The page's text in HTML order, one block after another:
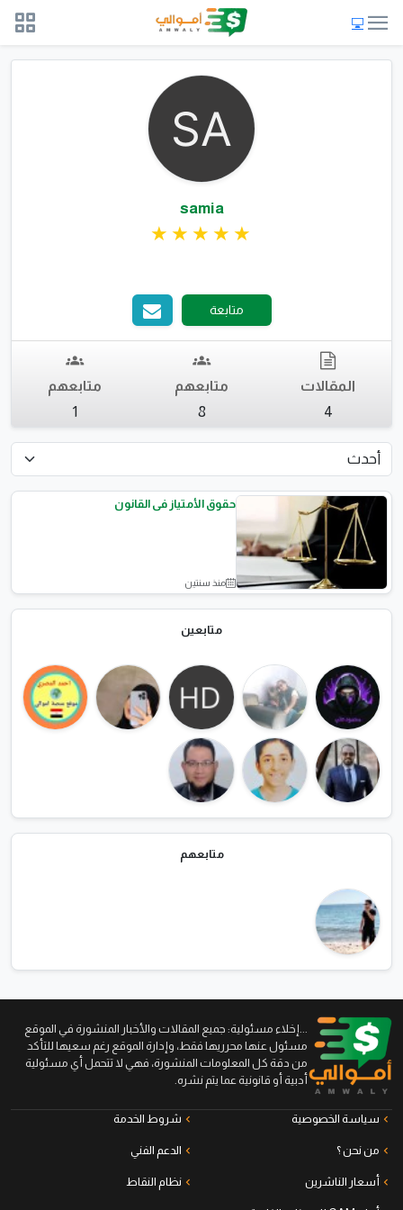
samia
متابعة
المقالات
4
متابعهم
8
متابعهم
1
متابعين
متابعهم
كلية الحقوق
حقوق الأمتياز فى القانون
منذ سنتين
...إخلاء مسئولية: جميع المقالات والأخبار المنشورة في الموقع
مسئول عنها محرريها فقط، وإدارة الموقع رغم سعيها للتأكد
من دقة كل المعلومات المنشورة، فهي لا تتحمل أي مسئولية
أدبية أو قانونية عما يتم نشره.
سياسة الخصوصية شروط الخدمة
من نحن ؟ الدعم الفني
أسعار الناشرين نظام النقاط